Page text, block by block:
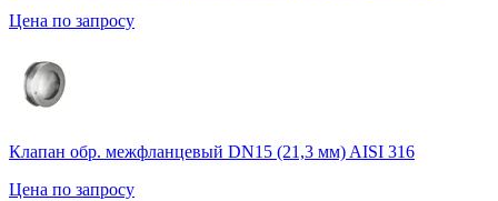
Цена по запросу
Клапан обр. межфланцевый DN15 (21,3 мм) AISI 316
Цена по запросу